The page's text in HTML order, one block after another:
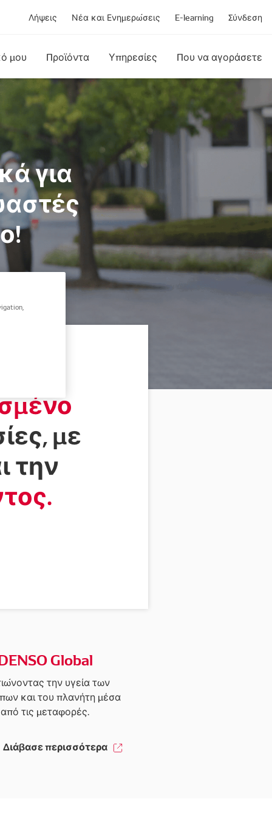
Λήψεις Νέα και Ενημερώσεις E-learning Σύνδεση
μου Προϊόντα Υπηρεσίες Που να αγοράσετε
για
με
την
Global
την υγεία των
και του πλανήτη μέσα
από τις μεταφορές.
Διάβασε περισσότερα